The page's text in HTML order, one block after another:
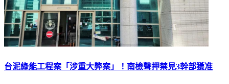
台泥綠能工程案「涉重大弊案」！南檢聲押禁見3幹部獲准